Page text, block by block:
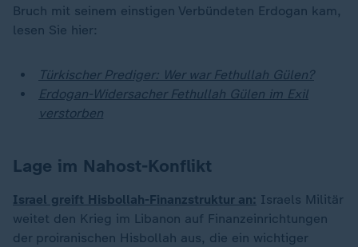
Bruch mit seinem einstigen Verbündeten Erdogan kam,
lesen Sie hier:
Türkischer Prediger: Wer war Fethullah Gülen?
Erdogan-Widersacher Fethullah Gülen im Exil
verstorben
Lage im Nahost-Konflikt
Israel greift Hisbollah-Finanzstruktur an: Israels Militär
weitet den Krieg im Libanon auf Finanzeinrichtungen
der proiranischen Hisbollah aus, die ein wichtiger